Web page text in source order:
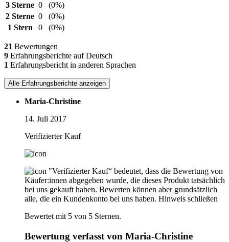
3 Sterne 0
(0%)
2 Sterne 0
(0%)
1 Stern
0 (0%)
21 Bewertungen
9 Erfahrungsberichte auf Deutsch
1 Erfahrungsbericht in anderen Sprachen
Alle Erfahrungsberichte anzeigen
Maria-Christine
14. Juli 2017
Verifizierter Kauf
"Verifizierter Kauf“ bedeutet, dass die Bewertung von
Käufer:innen abgegeben wurde, die dieses Produkt tatsächlich
bei uns gekauft haben. Bewerten können aber grundsätzlich
alle, die ein Kundenkonto bei uns haben. Hinweis schließen
Bewertet mit 5 von 5 Sternen.
Bewertung verfasst von Maria-Christine